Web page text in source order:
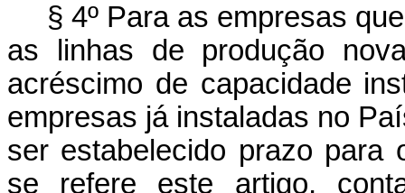
§ 4º Para as empresas
as linhas de produção
acréscimo de capacidade
empresas já instaladas no
ser estabelecido prazo para
se refere este artigo,